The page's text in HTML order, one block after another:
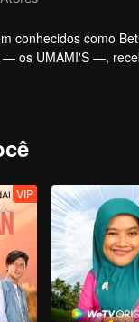
conhecidos como
os UMAMI'S —,
O
VIP